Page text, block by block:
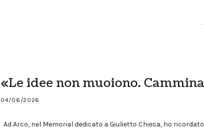
«Le idee non muoiono.
04/06/2026
Ad Arco, nel Memorial dedicato a Giulietto Chiesa, ho